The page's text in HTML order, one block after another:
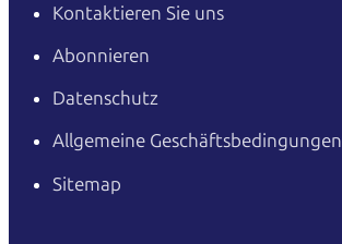
Kontaktieren Sie uns
Abonnieren
Datenschutz
Allgemeine Geschäftsbedingungen
Sitemap